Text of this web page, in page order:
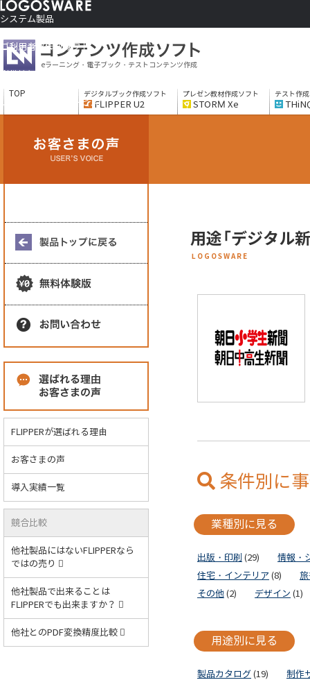
システム製品
コンテンツ作成ソフト
ソリューションサービス
ご利用者さま向け
eラーニング・電子ブック・テストコンテンツ作成
TOP デジタルブック作成ソフト
FLIPPER U2
プレゼン教材作成ソフト
STORM Xe
テスト作
用途「デジタル
LOGOSWARE
条件別に
業種別に見る
出版・印刷 (29)
情報・
住宅・インテリア (8)
その他 (2) デザイン (1)
用途別に見る
製品カタログ (19)
制作
FLIPPERが選ばれる理由
お客さまの声
導入実績一覧
競合比較
他社製品にはないFLIPPERなら
ではの売り
他社製品で出来ることは
FLIPPERでも出来ますか？
他社とのPDF変換精度比較